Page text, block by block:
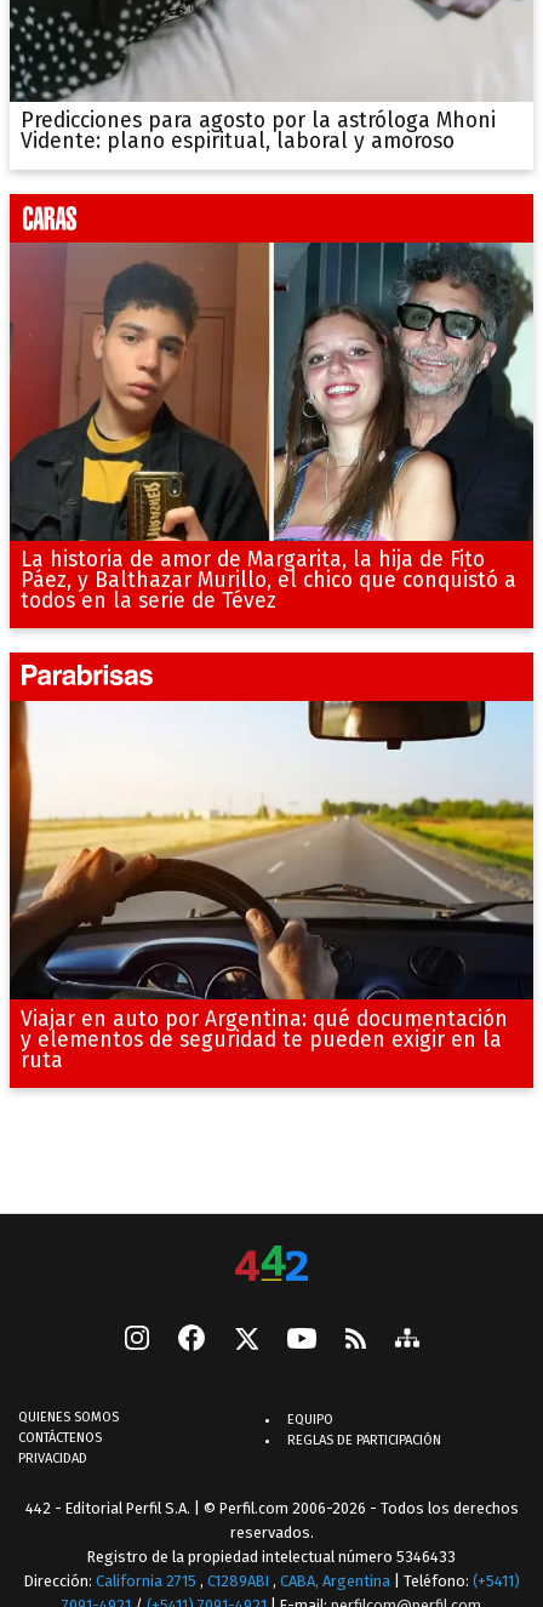
Predicciones para agosto por la astróloga Mhoni
Vidente: plano espiritual, laboral y amoroso
La historia de amor de Margarita, la hija de Fito
Páez, y Balthazar Murillo, el chico que conquistó a
todos en la serie de Tévez
Viajar en auto por Argentina: qué documentación
y elementos de seguridad te pueden exigir en la
ruta
QUIENES SOMOS
CONTÁCTENOS
PRIVACIDAD
EQUIPO
REGLAS DE PARTICIPACIÓN
442 - Editorial Perfil S.A. | © Perfil.com 2006-2026 - Todos los derechos
reservados.
Registro de la propiedad intelectual número 5346433
Dirección: California 2715 , C1289ABI , CABA, Argentina | Teléfono: (+5411)